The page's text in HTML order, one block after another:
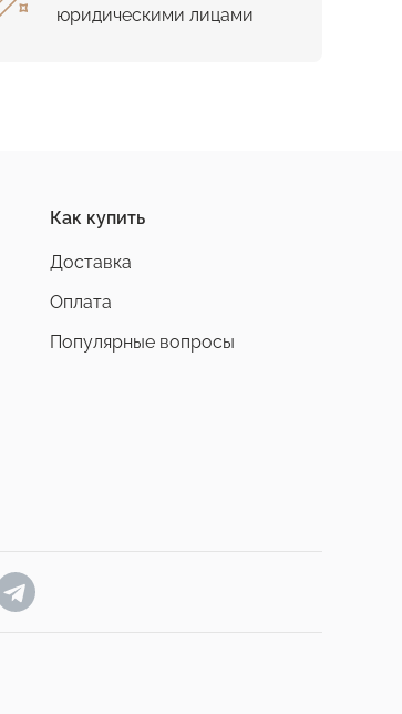
юридическими лицами
Как купить
Доставка
Оплата
Популярные вопросы